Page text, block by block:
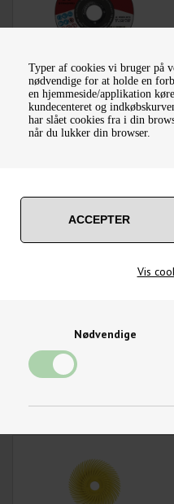
Typer af cookies vi bruger på
nødvendige for at holde en
en hjemmeside/applikation
kundecenteret og
har slået cookies fra i din
når du lukker din browser.
Vis
Nødvendige
TYROLIT STANDARD
SKÆRESKIVE TIL RUSTFRI
STÅL
24,50 DKK
Varenummer: 34332832 -
MM TIL STÅL OG RUSTFRI
25 STK
862,50
Varenummer: 34332795-25